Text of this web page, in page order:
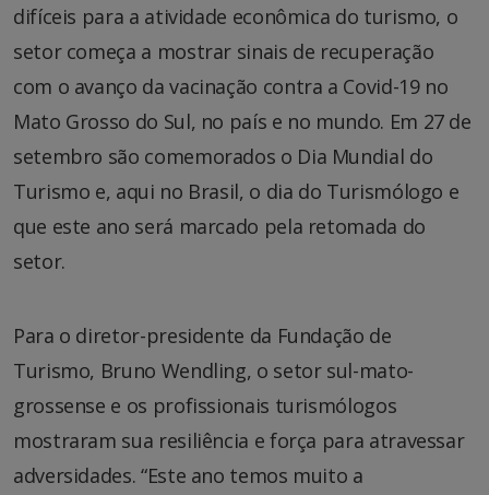
difíceis para a atividade econômica do turismo, o
setor começa a mostrar sinais de recuperação
com o avanço da vacinação contra a Covid-19 no
Mato Grosso do Sul, no país e no mundo. Em 27 de
setembro são comemorados o Dia Mundial do
Turismo e, aqui no Brasil, o dia do Turismólogo e
que este ano será marcado pela retomada do
setor.
Para o diretor-presidente da Fundação de
Turismo, Bruno Wendling, o setor sul-mato-
grossense e os profissionais turismólogos
mostraram sua resiliência e força para atravessar
adversidades. “Este ano temos muito a